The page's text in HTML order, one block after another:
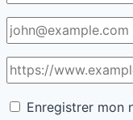
Enregistrer mon